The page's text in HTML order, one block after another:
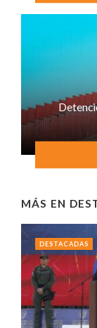
MÁS EN
DESTACADAS